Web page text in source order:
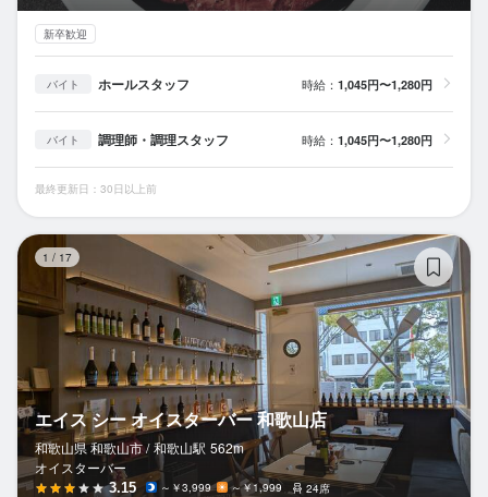
新卒歓迎
バイト ホールスタッフ 時給： 1,045円〜1,280円
バイト 調理師・調理スタッフ 時給： 1,045円〜1,280円
最終更新日：30日以上前
1 / 17
エイス シー オイスターバー 和歌山店
和歌山県 和歌山市 / 和歌山駅 562m
オイスターバー
3.15 ～￥3,999 ～￥1,999 24席